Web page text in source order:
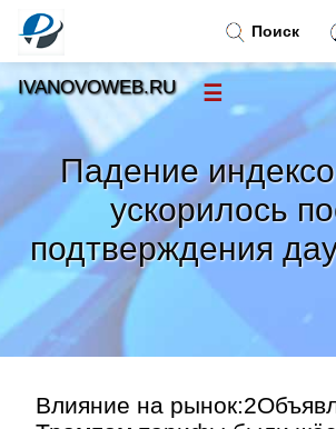
Падение
ускорилось
подтверждения
Влияние на
Поиск
IVANOVOWEB.RU ☰
Новости
Тренды новостей»
Рубрики»
Правила »